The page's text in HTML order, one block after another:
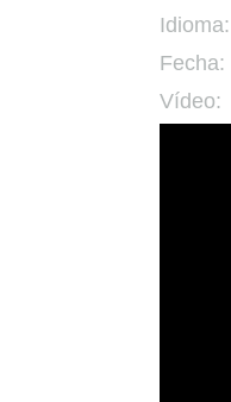
Idioma:
Fecha:
Vídeo: